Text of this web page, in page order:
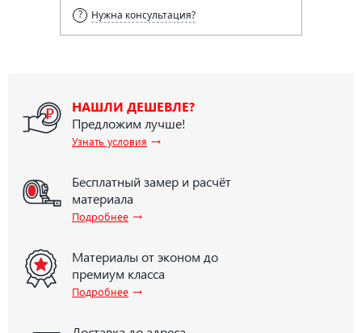
Нужна консультация?
НАШЛИ ДЕШЕВЛЕ?
Предложим лучше!
Узнать условия →
Бесплатный замер и расчёт
материала
Подробнее →
Материалы от эконом до
премиум класса
Подробнее →